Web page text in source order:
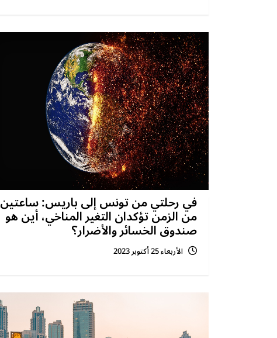
في رحلتي من تونس إلى باريس: ساعتين
من الزمن تؤكدان التغير المناخي، أين هو
صندوق الخسائر والأضرار؟
الأربعاء 25 أكتوبر 2023